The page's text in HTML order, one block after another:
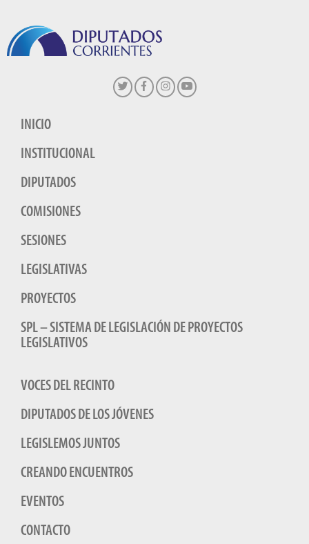
INICIO
INSTITUCIONAL
DIPUTADOS
COMISIONES
SESIONES
LEGISLATIVAS
PROYECTOS
SPL – SISTEMA DE LEGISLACIÓN DE PROYECTOS
LEGISLATIVOS
VOCES DEL RECINTO
DIPUTADOS DE LOS JÓVENES
LEGISLEMOS JUNTOS
CREANDO ENCUENTROS
EVENTOS
CONTACTO